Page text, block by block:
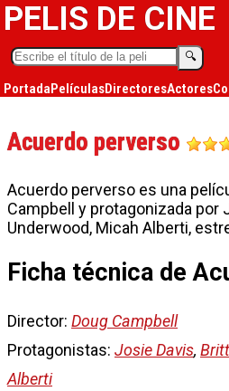
PELIS DE CINE
🔍︎
PortadaPelículasDirectoresActores
Acuerdo perverso
Acuerdo perverso es una
Campbell y protagonizada por
Underwood, Micah Alberti,
Ficha técnica de
Director: Doug Campbell
Protagonistas: Josie Davis,
Alberti